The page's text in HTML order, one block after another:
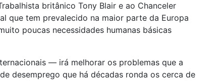
britânico Tony Blair e ao Chanceler
que tem prevalecido na maior parte da Europa
poucas necessidades humanas básicas
— irá melhorar os problemas que a
desemprego que há décadas ronda os cerca de